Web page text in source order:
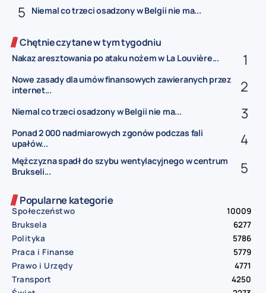
Niemal co trzeci osadzony w Belgii nie ma...
Chętnie czytane w tym tygodniu
Nakaz aresztowania po ataku nożem w La Louvière...
Nowe zasady dla umów finansowych zawieranych przez
internet...
Niemal co trzeci osadzony w Belgii nie ma...
Ponad 2 000 nadmiarowych zgonów podczas fali
upałów...
Mężczyzna spadł do szybu wentylacyjnego w centrum
Brukseli...
Popularne kategorie
Społeczeństwo
10009
Bruksela
6277
Polityka
5786
Praca i Finanse
5779
Prawo i Urzędy
4771
Transport
4250